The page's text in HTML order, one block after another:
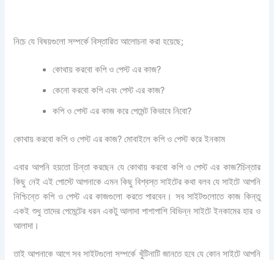
নিচে যে বিষয়গুলো সম্পর্কে বিস্তারিত আলোচনা করা হয়েছে;
কোথায় করবো কপি ও পেস্ট এর কাজ?
কেনো করবো কপি এবং পেস্ট এর কাজ?
কপি ও পেস্ট এর কাজ করে পেমেন্ট কিভাবে নিবো?
কোথায় করবো কপি ও পেস্ট এর কাজ? মোবাইলে কপি ও পেস্ট করে ইনকাম
এবার আপনি হয়তো চিন্তা করছেন যে কোথায় করবো কপি ও পেস্ট এর কাজ?চিন্তার
কিছু নেই এই পোস্টে আপনাকে এমন কিছু বিশ্বস্ত সাইটের কথা বলব যে সাইটে আপনি
নিশ্চিন্তে কপি ও পেস্ট এর কাজগুলো করতে পারবেন। সব সাইটগুলোতে কাজ কিন্তু
একই শুধু তাদের পেমেন্টের ধরন একটু আলাদা পাশাপাশি বিভিন্ন সাইটে ইনকামের হার ও
আলাদা।
তাই আপনাকে আগে সব সাইটগুলো সম্পর্কে খুঁটিনাটি জানতে হবে যে কোন সাইটে আপনি